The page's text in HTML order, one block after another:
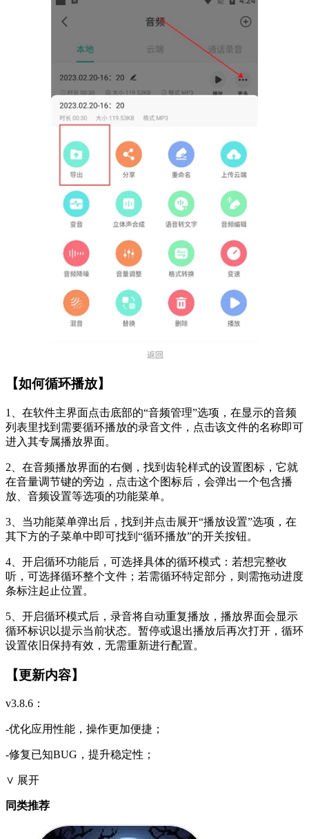
【如何循环播放】
1、在软件主界面点击底部的“音频管理”选项，在显示的音频
列表里找到需要循环播放的录音文件，点击该文件的名称即可
进入其专属播放界面。
2、在音频播放界面的右侧，找到齿轮样式的设置图标，它就
在音量调节键的旁边，点击这个图标后，会弹出一个包含播
放、音频设置等选项的功能菜单。
3、当功能菜单弹出后，找到并点击展开“播放设置”选项，在
其下方的子菜单中即可找到“循环播放”的开关按钮。
4、开启循环功能后，可选择具体的循环模式：若想完整收
听，可选择循环整个文件；若需循环特定部分，则需拖动进度
条标注起止位置。
5、开启循环模式后，录音将自动重复播放，播放界面会显示
循环标识以提示当前状态。暂停或退出播放后再次打开，循环
设置依旧保持有效，无需重新进行配置。
【更新内容】
v3.8.6：
-优化应用性能，操作更加便捷；
-修复已知BUG，提升稳定性；
∨ 展开
同类推荐